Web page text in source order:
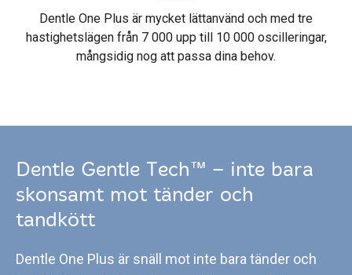
Dentle One Plus är mycket lättanvänd och med tre
hastighetslägen från 7 000 upp till 10 000 oscilleringar,
mångsidig nog att passa dina behov.
Dentle Gentle Tech™ – inte bara
skonsamt mot tänder och
tandkött
Dentle One Plus är snäll mot inte bara tänder och